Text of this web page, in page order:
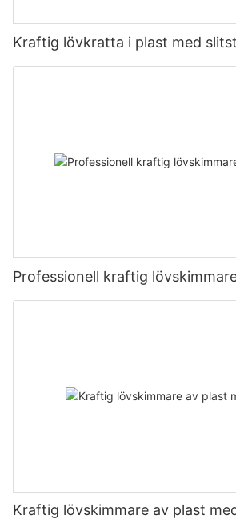
Kraftig lövkratta i plast med
Professionell kraftig
Kraftig lövskimmare av plast